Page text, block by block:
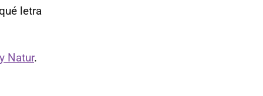
letra
Natur.